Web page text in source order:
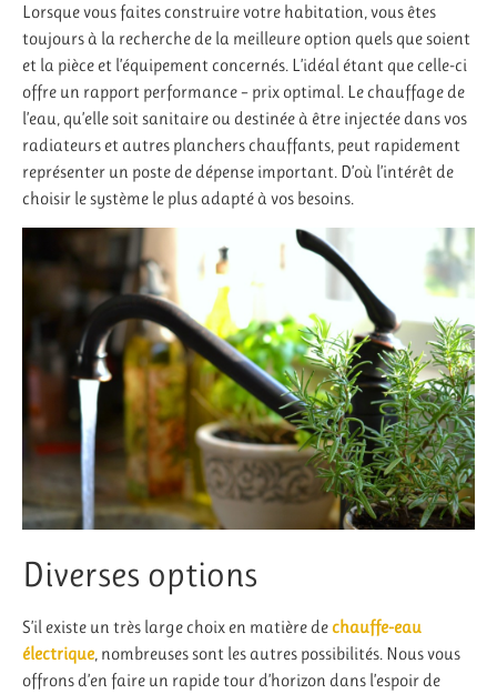
Lorsque vous faites construire votre habitation, vous êtes
toujours à la recherche de la meilleure option quels que soient
et la pièce et l’équipement concernés. L’idéal étant que celle-ci
offre un rapport performance – prix optimal. Le chauffage de
l’eau, qu’elle soit sanitaire ou destinée à être injectée dans vos
radiateurs et autres planchers chauffants, peut rapidement
représenter un poste de dépense important. D’où l’intérêt de
choisir le système le plus adapté à vos besoins.
Diverses options
S’il existe un très large choix en matière dechauffe-eau
électrique , nombreuses sont les autres possibilités. Nous vous
offrons d’en faire un rapide tour d’horizon dans l’espoir de